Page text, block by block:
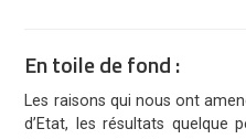
En toile de fond :
Les raisons qui nous ont
d’Etat, les résultats quelque